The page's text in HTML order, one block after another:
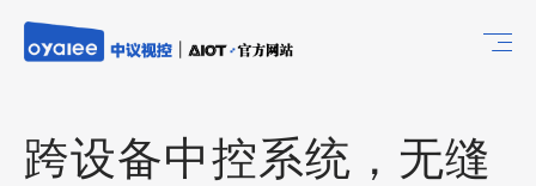
跨设备中控系统，无缝